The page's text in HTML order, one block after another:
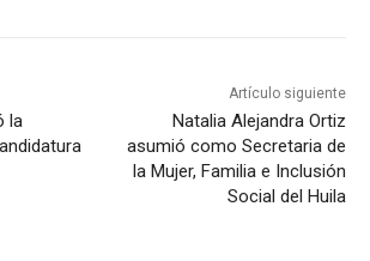
la
Artículo siguiente
Natalia Alejandra Ortiz
asumió como Secretaria de
la Mujer, Familia e Inclusión
Social del Huila